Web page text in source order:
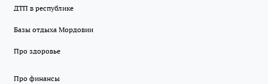
ДТП в республике
Базы отдыха Мордовии
Про здоровье
Про финансы